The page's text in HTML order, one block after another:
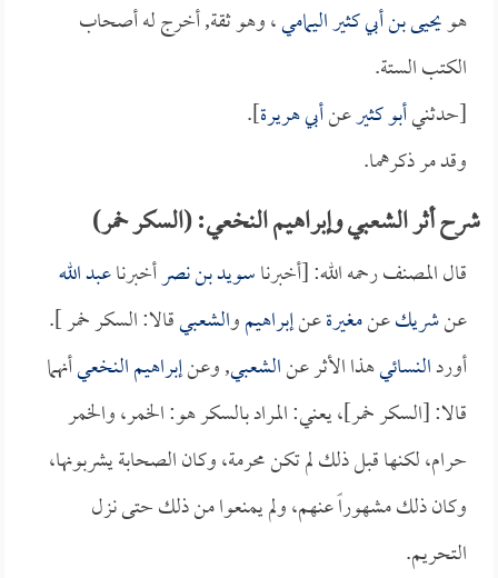
هويحيى بن أبي كثير اليمامي، وهو ثقة, أخرج له أصحاب
الكتب الستة.
[حدثنيأبو كثيرعنأبي هريرة].
وقد مر ذكرهما.
شرح أثر الشعبي وإبراهيم النخعي: (السكر خمر)
قال المصنف رحمه الله: [أخبرناسويد بن نصرأخبرناعبد الله
عنشريكعنمغيرةعنإبراهيموالشعبيقالا: السكر خمر ].
أوردالنسائيهذا الأثر عنالشعبي, وعنإبراهيم النخعيأنهما
قالا: [السكر خمر]، يعني: المراد بالسكر هو: الخمر، والخمر
حرام، لكنها قبل ذلك لم تكن محرمة، وكان الصحابة يشربونها،
وكان ذلك مشهوراً عنهم، ولم يمنعوا من ذلك حتى نزل
التحريم.